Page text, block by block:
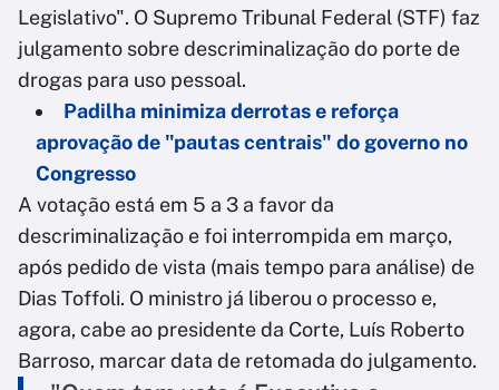
Legislativo". O Supremo Tribunal Federal (STF) faz
julgamento sobre descriminalização do porte de
drogas para uso pessoal.
Padilha minimiza derrotas e reforça
aprovação de "pautas centrais" do governo no
Congresso
A votação está em 5 a 3 a favor da
descriminalização e foi interrompida em março,
após pedido de vista (mais tempo para análise) de
Dias Toffoli. O ministro já liberou o processo e,
agora, cabe ao presidente da Corte, Luís Roberto
Barroso, marcar data de retomada do julgamento.